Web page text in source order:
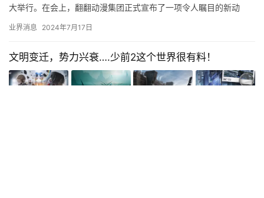
大举行。在会上，翻翻动漫集团正式宣布了一项令人瞩目的新动
业界消息 2024年7月17日
文明变迁，势力兴衰….少前2这个世界很有料！